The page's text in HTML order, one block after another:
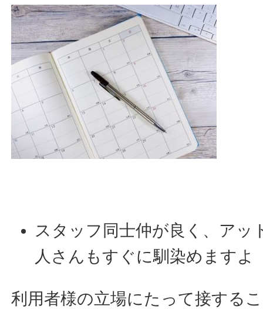
スタッフ同士仲が良く、アッ
人さんもすぐに馴染めますよ
利用者様の立場にたって接する